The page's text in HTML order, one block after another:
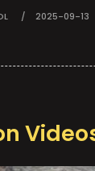
2025-09-13